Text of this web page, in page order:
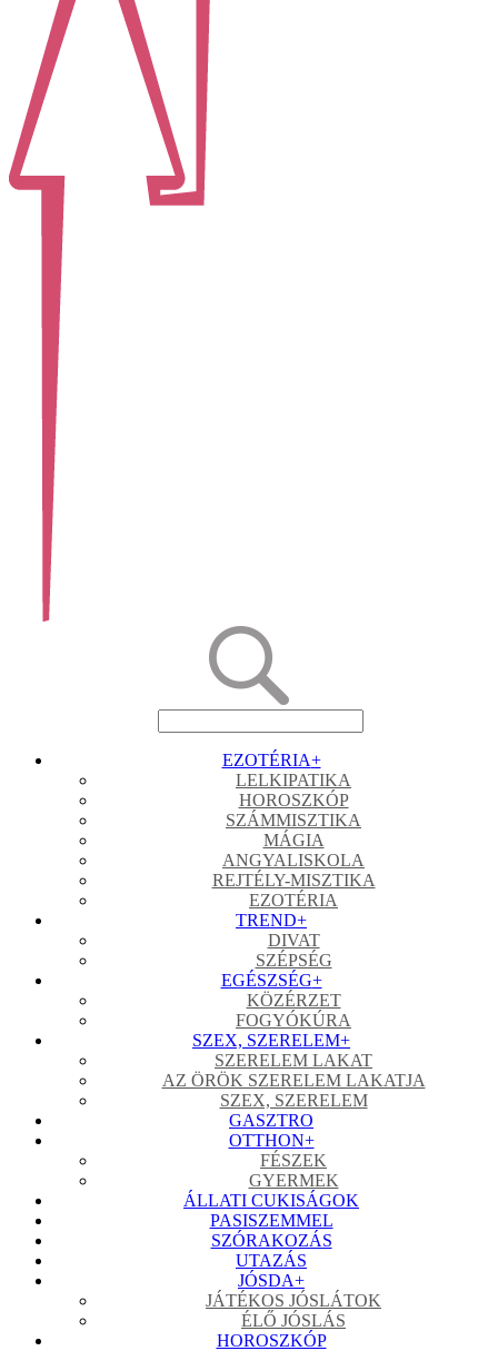
EZOTÉRIA+
LELKIPATIKA
HOROSZKÓP
SZÁMMISZTIKA
MÁGIA
ANGYALISKOLA
REJTÉLY-MISZTIKA
EZOTÉRIA
TREND+
DIVAT
SZÉPSÉG
EGÉSZSÉG+
KÖZÉRZET
FOGYÓKÚRA
SZEX, SZERELEM+
SZERELEM LAKAT
AZ ÖRÖK SZERELEM LAKATJA
SZEX, SZERELEM
GASZTRO
OTTHON+
FÉSZEK
GYERMEK
ÁLLATI CUKISÁGOK
PASISZEMMEL
SZÓRAKOZÁS
UTAZÁS
JÓSDA+
JÁTÉKOS JÓSLÁTOK
ÉLŐ JÓSLÁS
HOROSZKÓP